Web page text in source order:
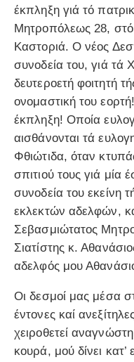
έκπληξη γιά τό
Μητροπόλεως 28,
Καστοριά. Ο νέος
συνοδεία του, γιά τά
δευτεροετή φοιτητή
ονομαστική του
έκπληξη! Οποία
αισθάνονται τά
Φθιώτιδα, όταν
σπιτιού τους γιά μία
συνοδεία του εκείνη
εκλεκτών αδελφών,
Σεβασμιώτατος
Σιατίστης κ.
αδελφός μου
Οι δεσμοί μας μέσα
έντονες καί
χειροθετεί
κουρά, μού δίνει